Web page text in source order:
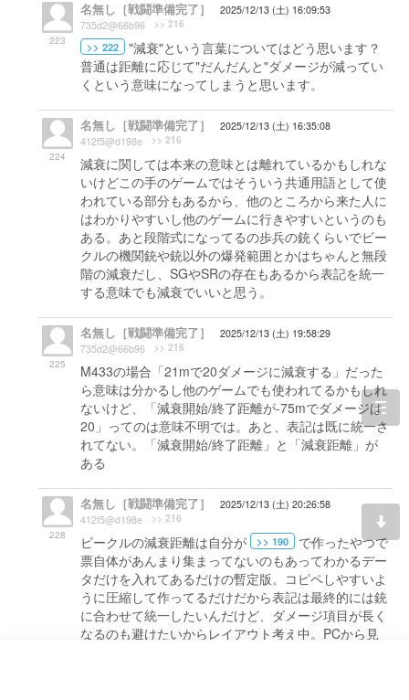
223
名無し［戦闘準備完了］
2025/12/13 (土) 16:09:53
735d2@66b96
>> 216
>> 222
"減衰"という言葉についてはどう思います？
普通は距離に応じて"だんだんと"ダメージが減ってい
くという意味になってしまうと思います。
224
名無し［戦闘準備完了］
2025/12/13 (土) 16:35:08
412f5@d198e
>> 216
減衰に関しては本来の意味とは離れているかもしれな
いけどこの手のゲームではそういう共通用語として使
われている部分もあるから、他のところから来た人に
はわかりやすいし他のゲームに行きやすいというのも
ある。あと段階式になってるの歩兵の銃くらいでビー
クルの機関銃や銃以外の爆発範囲とかはちゃんと無段
階の減衰だし、SGやSRの存在もあるから表記を統一
する意味でも減衰でいいと思う。
225
名無し［戦闘準備完了］
2025/12/13 (土) 19:58:29
735d2@66b96
>> 216
M433の場合「21mで20ダメージに減衰する」だった
ら意味は分かるし他のゲームでも使われてるかもしれ
ないけど、「減衰開始/終了距離が-75mでダメージは
20」ってのは意味不明では。あと、表記は既に統一さ
れてない。「減衰開始/終了距離」と「減衰距離」が
ある
228
名無し［戦闘準備完了］
2025/12/13 (土) 20:26:58
412f5@d198e
>> 216
ビークルの減衰距離は自分が >> 190
で作ったやつで
票自体があんまり集まってないのもあってわかるデー
タだけを入れてあるだけの暫定版。コピペしやすいよ
うに圧縮して作ってるだけだから表記は最終的には銃
に合わせて統一したいんだけど、ダメージ項目が長く
なるのも避けたいからレイアウト考え中。PCから見